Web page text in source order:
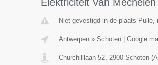
Niet gevestigd in de plaats Pulle,
Antwerpen» Schoten| Google
Churchilllaan 52, 2900 Schoten(